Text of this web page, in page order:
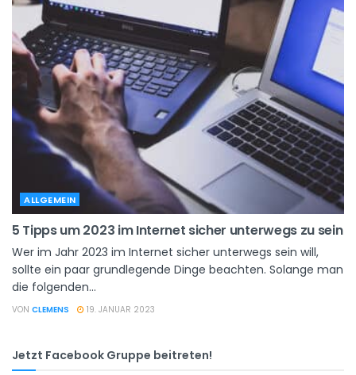
ALLGEMEIN
5 Tipps um 2023 im Internet sicher unterwegs zu sein
Wer im Jahr 2023 im Internet sicher unterwegs sein will,
sollte ein paar grundlegende Dinge beachten. Solange man
die folgenden...
VON CLEMENS 19. JANUAR 2023
Jetzt Facebook Gruppe beitreten!